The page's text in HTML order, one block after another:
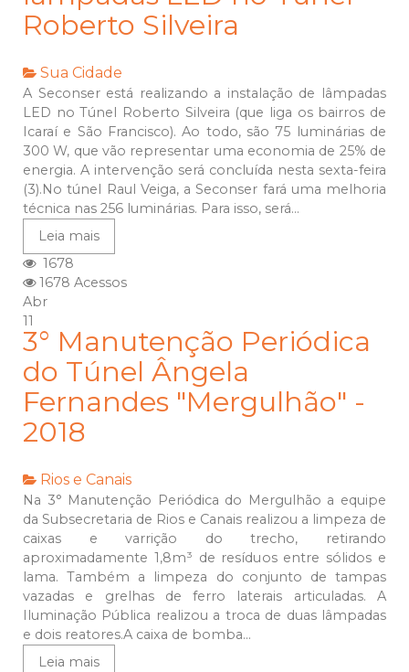
Roberto Silveira
Sua Cidade
A Seconser está realizando a instalação de lâmpadas
LED no Túnel Roberto Silveira (que liga os bairros de
Icaraí e São Francisco). Ao todo, são 75 luminárias de
300 W, que vão representar uma economia de 25% de
energia. A intervenção será concluída nesta sexta-feira
(3).No túnel Raul Veiga, a Seconser fará uma melhoria
técnica nas 256 luminárias. Para isso, será...
Leia mais
1678
1678 Acessos
Abr
11
3° Manutenção Periódica
do Túnel Ângela
Fernandes "Mergulhão" -
2018
Rios e Canais
Na 3° Manutenção Periódica do Mergulhão a equipe
da Subsecretaria de Rios e Canais realizou a limpeza de
caixas e varrição do trecho, retirando
aproximadamente 1,8m³ de resíduos entre sólidos e
lama. Também a limpeza do conjunto de tampas
vazadas e grelhas de ferro laterais articuladas. A
Iluminação Pública realizou a troca de duas lâmpadas
e dois reatores.A caixa de bomba...
Leia mais